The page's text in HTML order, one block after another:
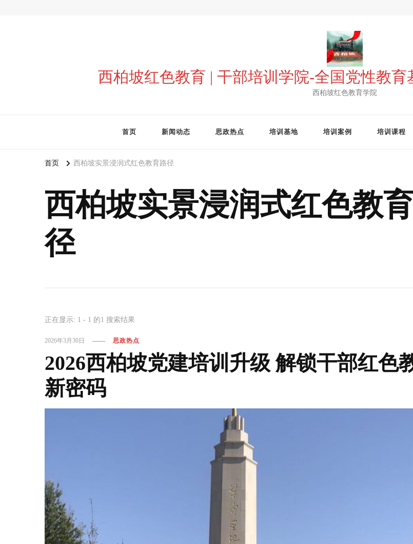
西柏坡红色教育 | 干部培训学院-全国党性教
西柏坡红色教育学院
首页 新闻动态 思政热点 培训基地 培训案例 培训课程
首页 西柏坡实景浸润式红色教育路径
西柏坡实景浸润式红色教
径
正在显示: 1 - 1 的1 搜索结果
2026年3月30日 思政热点
2026西柏坡党建培训升级 解锁干部红色
新密码